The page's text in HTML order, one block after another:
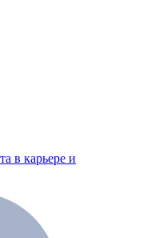
в карьере и